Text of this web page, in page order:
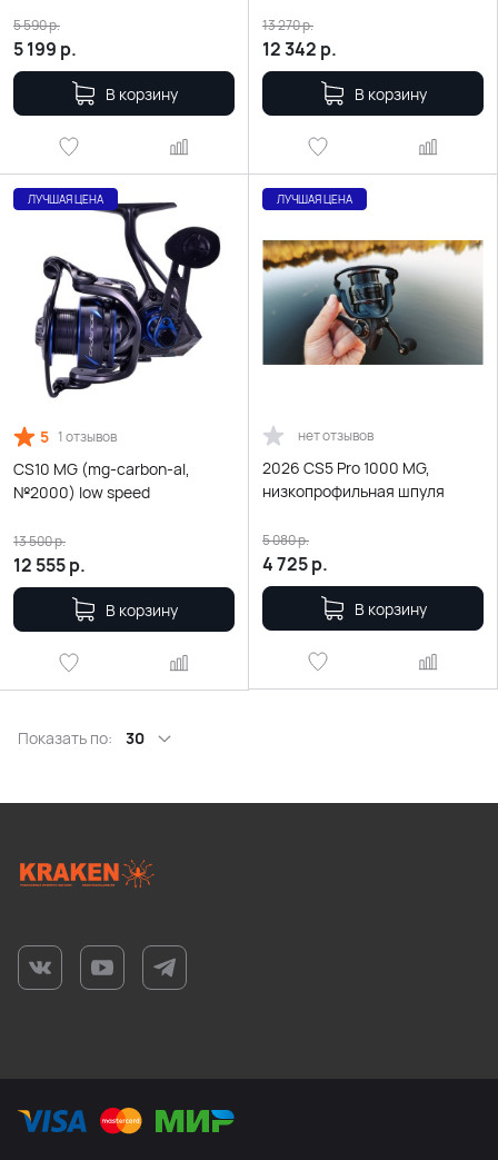
5 199 р.
5 590р.
В корзину
12 342 р.
13 270р.
В корзину
ЛУЧШАЯ ЦЕНА
5 1 отзывов
CS10 MG (mg-carbon-al,
№2000) low speed
12 555р.
13 500р.
В корзину
ЛУЧШАЯ ЦЕНА
нет отзывов
2026 CS5 Pro 1000 MG,
низкопрофильная шпуля
4 725р.
5 080р.
В корзину
Показать по: 30